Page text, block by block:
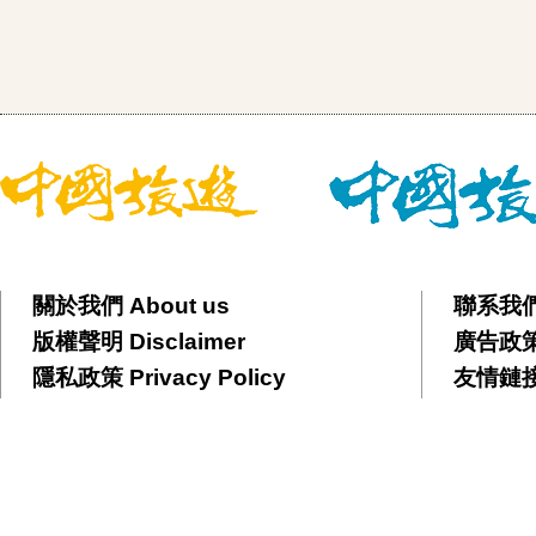
關於我們 About us
版權聲明 Disclaimer
隱私政策 Privacy Policy
聯系我
廣告政
友情鏈